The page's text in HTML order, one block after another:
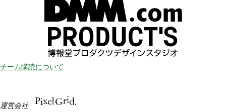
チーム購読について
運営会社